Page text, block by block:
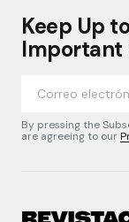
Keep Up
Important
By pressing the
are agreeing to our